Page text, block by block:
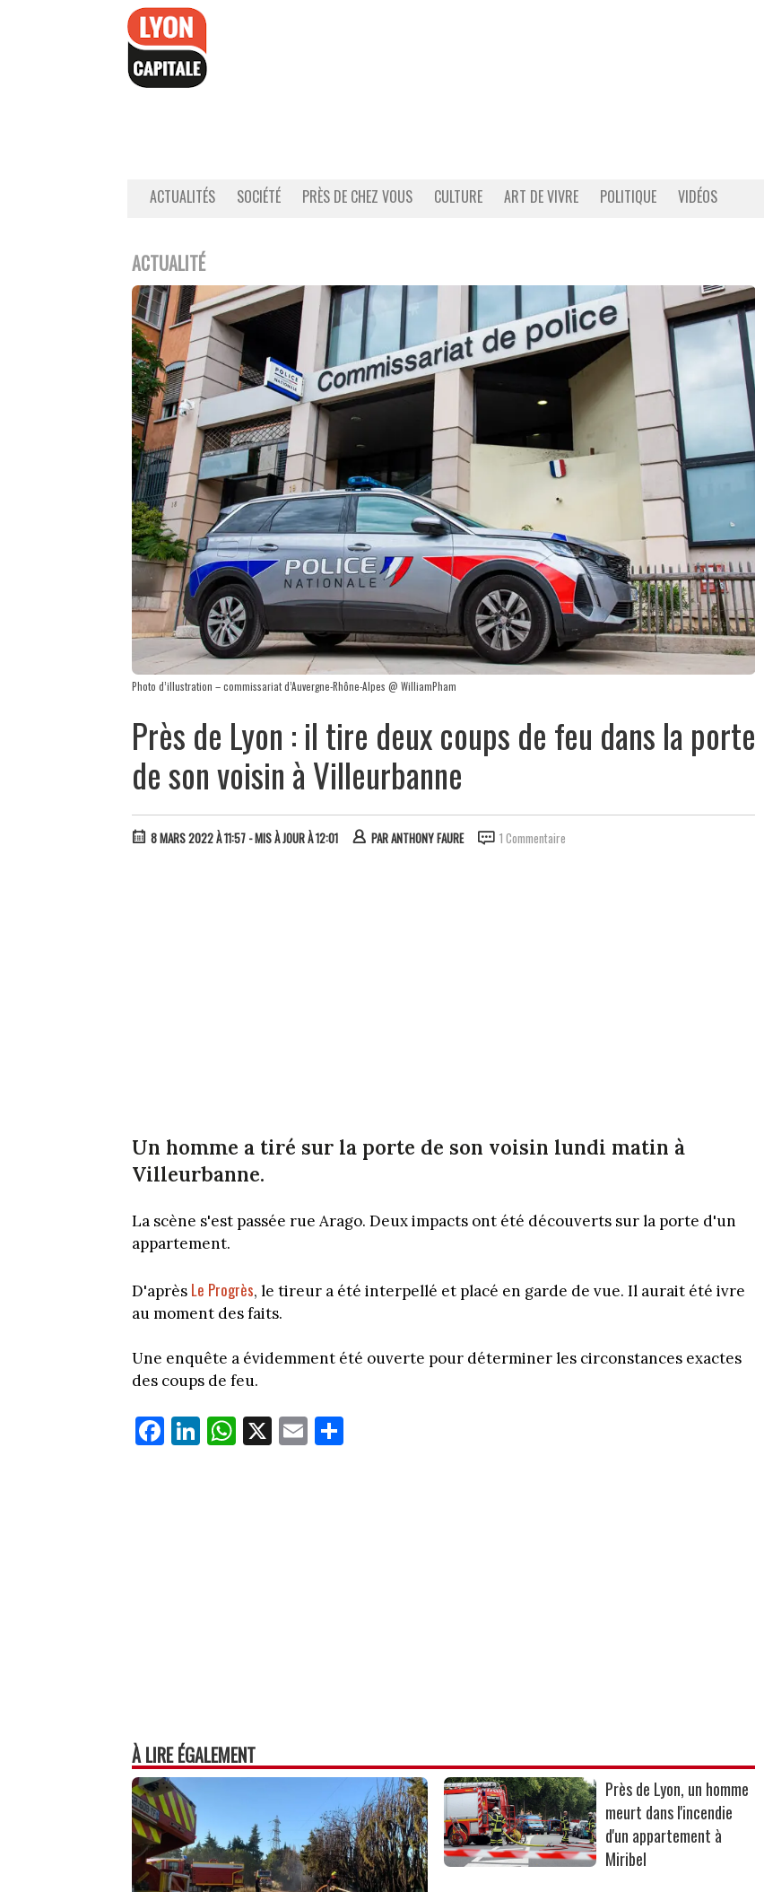
ACTUALITÉS SOCIÉTÉ PRÈS DE CHEZ VOUS CULTURE ART DE VIVRE POLITIQUE VIDÉOS
ACTUALITÉ
Photo d’illustration – commissariat d’Auvergne-Rhône-Alpes @ WilliamPham
Près de Lyon : il tire deux coups de feu dans la porte
de son voisin à Villeurbanne
8 MARS 2022 À 11:57 - MIS À JOUR À 12:01 PARANTHONY FAURE 1 Commentaire
Un homme a tiré sur la porte de son voisin lundi matin à
Villeurbanne.
La scène s'est passée rue Arago. Deux impacts ont été découverts sur la porte d'un
appartement.
D'après Le Progrès, le tireur a été interpellé et placé en garde de vue. Il aurait été ivre
au moment des faits.
Une enquête a évidemment été ouverte pour déterminer les circonstances exactes
des coups de feu.
Fa
ce
Li
nk
W
ha
X E
m
À LIRE ÉGALEMENT
Près de Lyon, un homme
meurt dans l'incendie
d'un appartement à
Miribel